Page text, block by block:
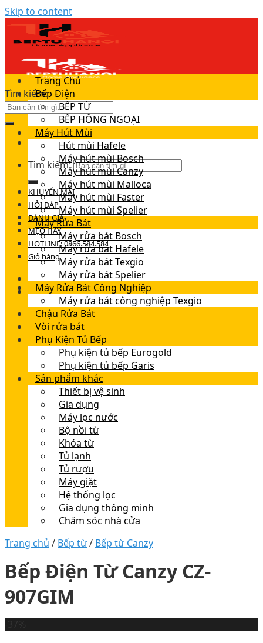
Skip to content
Tìm kiếm:
Tìm kiếm:
KHUYẾN MÃI
HỎI ĐÁP
ĐÁNH GIÁ
MẸO HAY
HOTLINE: 0866.584.584
Giỏ hàng
Trang Chủ
Bếp Điện
BẾP TỪ
BẾP HỒNG NGOẠI
Máy Hút Mùi
Hút mùi Hafele
Máy hút mùi Bosch
Máy hút mùi Canzy
Máy hút mùi Malloca
Máy hút mùi Faster
Máy hút mùi Spelier
Máy Rửa Bát
Máy rửa bát Bosch
Máy rửa bát Hafele
Máy rửa bát Texgio
Máy rửa bát Spelier
Máy Rửa Bát Công Nghiệp
Máy rửa bát công nghiệp Texgio
Chậu Rửa Bát
Vòi rửa bát
Phụ Kiện Tủ Bếp
Phụ kiện tủ bếp Eurogold
Phụ kiện tủ bếp Garis
Sản phẩm khác
Thiết bị vệ sinh
Gia dụng
Máy lọc nước
Bộ nồi từ
Khóa từ
Tủ lạnh
Tủ rượu
Máy giặt
Hệ thống lọc
Gia dụng thông minh
Chăm sóc nhà cửa
Trang chủ / Bếp từ/ Bếp từ Canzy
Bếp Điện Từ Canzy CZ-
907GIM